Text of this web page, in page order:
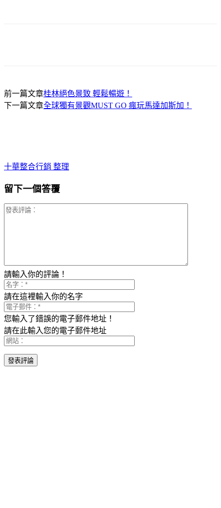
前一篇文章桂林絕色景致 輕鬆暢遊！
下一篇文章全球獨有景觀MUST GO 瘋玩馬達加斯加！
十華整合行銷 整理
留下一個答覆
請輸入你的評論！
請在這裡輸入你的名字
您輸入了錯誤的電子郵件地址！
請在此輸入您的電子郵件地址